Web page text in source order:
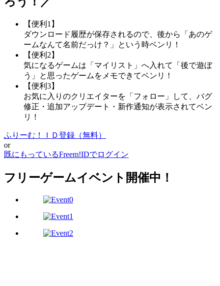
【便利1】
ダウンロード履歴が保存されるので、後から「あのゲ
ームなんて名前だっけ？」という時ベンリ！
【便利2】
気になるゲームは「マイリスト」へ入れて「後で遊ぼ
う」と思ったゲームをメモできてベンリ！
【便利3】
お気に入りのクリエイターを「フォロー」して、バグ
修正・追加アップデート・新作通知が表示されてベン
リ！
ふりーむ！ＩＤ登録（無料）
or
既にもっているFreem!IDでログイン
フリーゲームイベント開催中！